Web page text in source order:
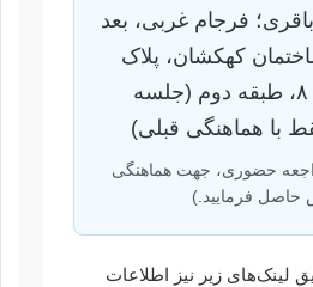
باقری؛ فرجام غربی، بعد
کهکشان، پلاک
۴۰۱، واحد ۸، طبقه دوم (جلسه
با هماهنگی قبلی)
حضوری، جهت هماهنگی
حاصل فرمایید.)
لینک‌های زیر نیز اطلاعات